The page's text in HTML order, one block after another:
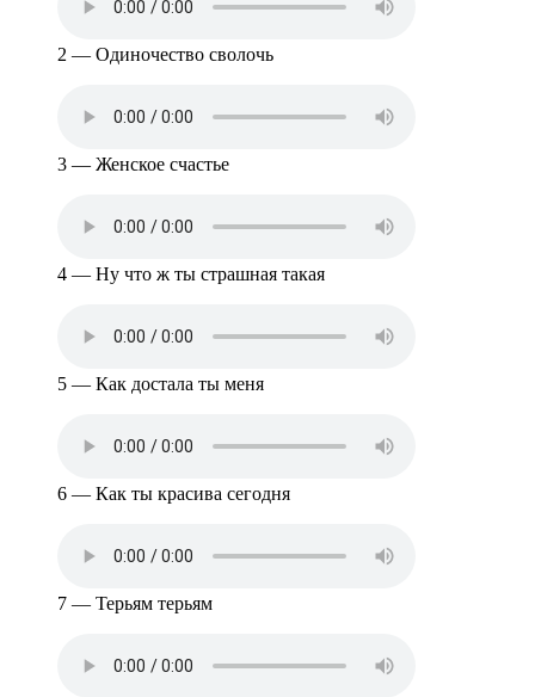
2 — Одиночество сволочь
3 — Женское счастье
4 — Ну что ж ты страшная такая
5 — Как достала ты меня
6 — Как ты красива сегодня
7 — Терьям терьям